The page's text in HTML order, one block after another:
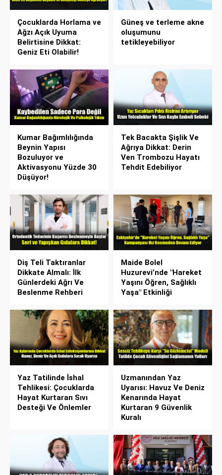
Çocuklarda Horlama ve
Ağzı Açık Uyuma
Belirtisine Dikkat:
Geniz Eti Olabilir!
Güneş ve terleme akne
oluşumunu
tetikleyebiliyor
Kumar Bağımlılığında
Beynin Yapısı
Bozuluyor ve
Aktivasyonu Yüzde 30
Düşüyor!
Tek Bacakta Şişlik Ve
Ağrıya Dikkat: Derin
Ven Trombozu Hayatı
Tehdit Edebiliyor
Diş Teli Taktıranlar
Dikkate Almalı: İlk
Günlerdeki Ağrı Ve
Beslenme Rehberi
Maide Bolel
Huzurevi’nde "Hareket
Yaşını Öğren, Sağlıklı
Yaşa" Etkinliği
Yaz Tatilinde İshal
Tehlikesi: Çocuklarda
Hayat Kurtaran Sıvı
Desteği Ve Önlemler
Uzmanından Yaz
Uyarısı: Havuz Ve Deniz
Kenarında Hayat
Kurtaran 9 Güvenlik
Kuralı